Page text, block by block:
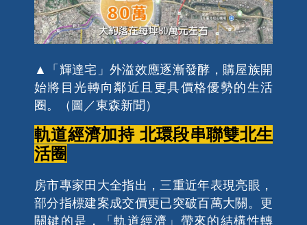
▲「輝達宅」外溢效應逐漸發酵，購屋族開
始將目光轉向鄰近且更具價格優勢的生活
圈。（圖／東森新聞）
軌道經濟加持 北環段串聯雙北生
活圈
房市專家田大全指出，三重近年表現亮眼，
部分指標建案成交價更已突破百萬大關。更
關鍵的是，「軌道經濟」帶來的結構性轉